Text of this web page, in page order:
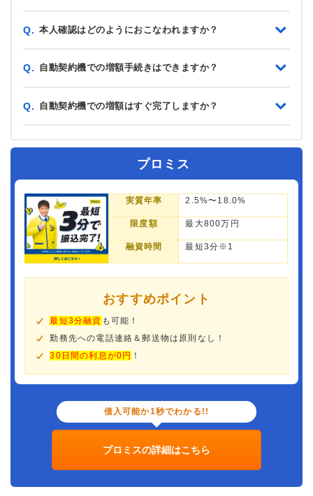
Q. 本人確認はどのようにおこなわれますか？
Q. 自動契約機での増額手続きはできますか？
Q. 自動契約機での増額はすぐ完了しますか？
プロミス
実質年率 2.5%〜18.0%
限度額 最大800万円
融資時間 最短3分※1
おすすめポイント
最短3分融資 も可能！
勤務先への電話連絡＆郵送物は原則なし！
30日間の利息が0円 ！
借入可能か1秒でわかる!!
プロミスの詳細はこちら